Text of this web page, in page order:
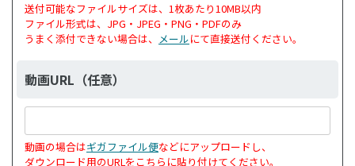
送付可能なファイルサイズは、1枚あたり10MB以内
ファイル形式は、JPG・JPEG・PNG・PDFのみ
うまく添付できない場合は、 メールにて直接送付ください。
動画URL（任意）
動画の場合はギガファイル便などにアップロードし、
ダウンロード用のURLをこちらに貼り付けてください。